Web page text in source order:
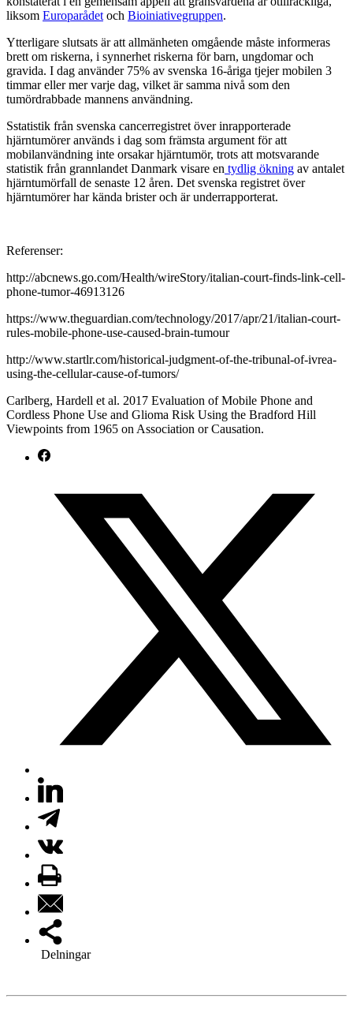
liksom Europarådet och Bioiniativegruppen.
Ytterligare slutsats är att allmänheten omgående måste informeras
brett om riskerna, i synnerhet riskerna för barn, ungdomar och
gravida. I dag använder 75% av svenska 16-åriga tjejer mobilen 3
timmar eller mer varje dag, vilket är samma nivå som den
tumördrabbade mannens användning.
Sstatistik från svenska cancerregistret över inrapporterade
hjärntumörer används i dag som främsta argument för att
mobilanvändning inte orsakar hjärntumör, trots att motsvarande
statistik från grannlandet Danmark visare en tydlig ökning av antalet
hjärntumörfall de senaste 12 åren. Det svenska registret över
hjärntumörer har kända brister och är underrapporterat.
Referenser:
http://abcnews.go.com/Health/wireStory/italian-court-finds-link-cell-
phone-tumor-46913126
https://www.theguardian.com/technology/2017/apr/21/italian-court-
rules-mobile-phone-use-caused-brain-tumour
http://www.startlr.com/historical-judgment-of-the-tribunal-of-ivrea-
using-the-cellular-cause-of-tumors/
Carlberg, Hardell et al. 2017 Evaluation of Mobile Phone and
Cordless Phone Use and Glioma Risk Using the Bradford Hill
Viewpoints from 1965 on Association or Causation.
Delningar